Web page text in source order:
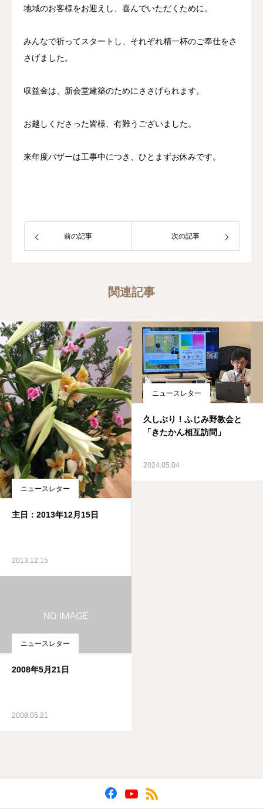
地域のお客様をお迎えし、喜んでいただくために。
みんなで祈ってスタートし、それぞれ精一杯のご奉仕をさ
さげました。
収益金は、新会堂建築のためにささげられます。
お越しくださった皆様、有難うございました。
来年度バザーは工事中につき、ひとまずお休みです。
前の記事 次の記事
関連記事
ニュースレター
主日：2013年12月15日
2013.12.15
ニュースレター
久しぶり！ふじみ野教会と
「きたかん相互訪問」
2024.05.04
ニュースレター
2008年5月21日
2008.05.21